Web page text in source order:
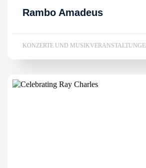
Rambo Amadeus
KONZERTE UND